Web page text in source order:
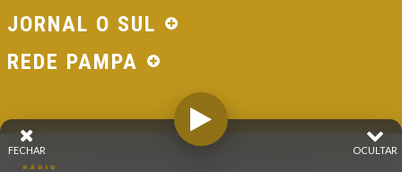
JORNAL O SUL
REDE PAMPA
© 2026 - Direitos Reservados - Rádio Pampa - Rede
OCULTAR
FECHAR